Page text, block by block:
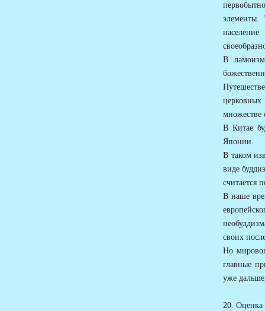
элементы.
В
множестве
В Китае
Японии.
В таком
виде
считается
В наше
своих
Но
главные
уже
20. Оценка